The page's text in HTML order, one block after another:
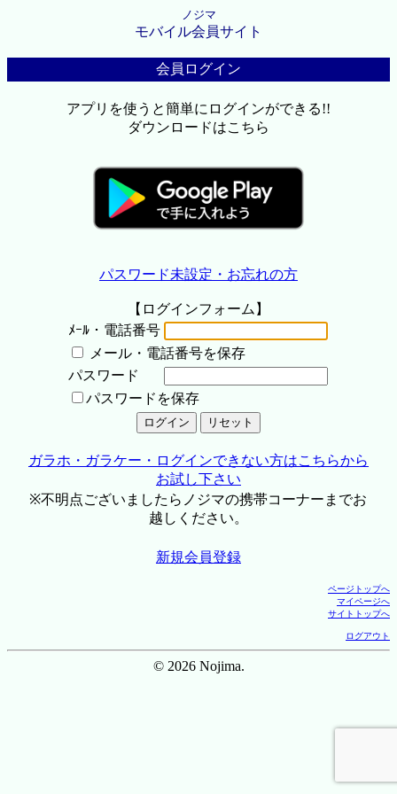
ノジマ
モバイル会員サイト
会員ログイン
アプリを使うと簡単にログインができる!!
ダウンロードはこちら
パスワード未設定・お忘れの方
【ログインフォーム】
ﾒｰﾙ・電話番号
メール・電話番号を保存
パスワード
パスワードを保存
ガラホ・ガラケー・ログインできない方はこちらから
お試し下さい
※不明点ございましたらノジマの携帯コーナーまでお
越しください。
新規会員登録
ページトップへ
マイページへ
サイトトップへ
ログアウト
© 2026 Nojima.